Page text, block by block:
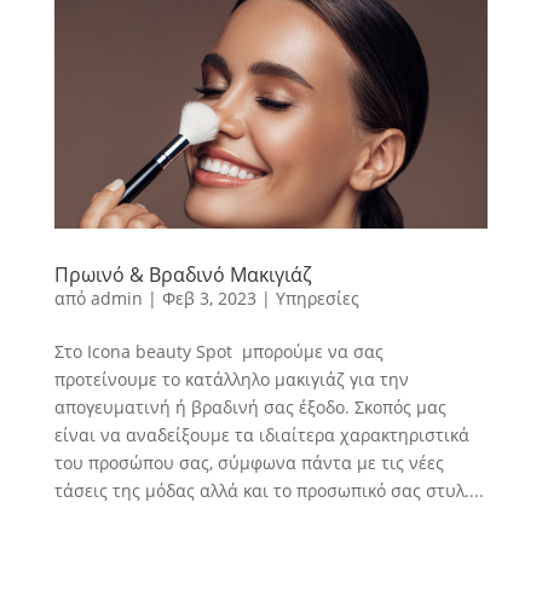
Πρωινό & Βραδινό Μακιγιάζ
από admin | Φεβ 3, 2023 | Υπηρεσίες
Στο Icona beauty Spot μπορούμε να σας
προτείνουμε το κατάλληλο μακιγιάζ για την
απογευματινή ή βραδινή σας έξοδο. Σκοπός μας
είναι να αναδείξουμε τα ιδιαίτερα χαρακτηριστικά
του προσώπου σας, σύμφωνα πάντα με τις νέες
τάσεις της μόδας αλλά και το προσωπικό σας στυλ....